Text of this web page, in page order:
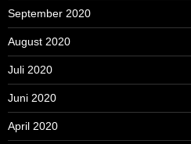
September 2020
August 2020
Juli 2020
Juni 2020
April 2020